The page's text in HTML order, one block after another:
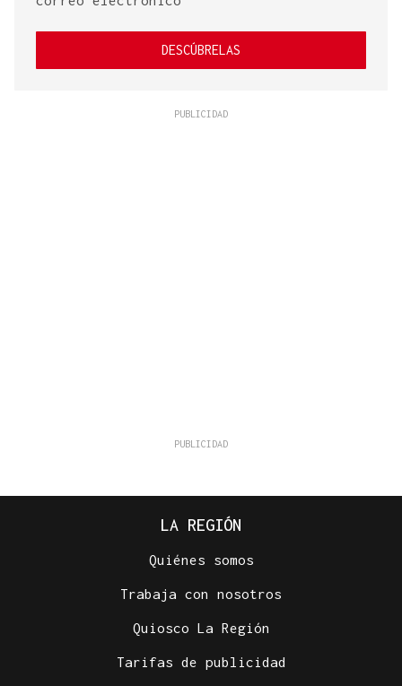
DESCÚBRELAS
LA REGIÓN
Quiénes somos
Trabaja con nosotros
Quiosco La Región
Tarifas de publicidad